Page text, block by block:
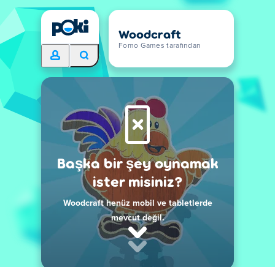
Woodcraft
Fomo Games tarafından
Başka bir şey oynamak
ister misiniz?
Woodcraft henüz mobil ve tabletlerde
mevcut değil.